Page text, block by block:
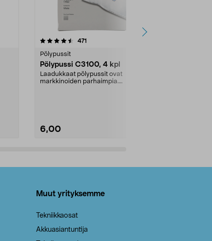
471
Pölypussit
Pölypussi C3100, 4 kpl
Laadukkaat pölypussit ovat
markkinoiden parhaimpia.
6,00
4.5viidestä
Muut yrityksemme
Tekniikkaosat
Akkuasiantuntija